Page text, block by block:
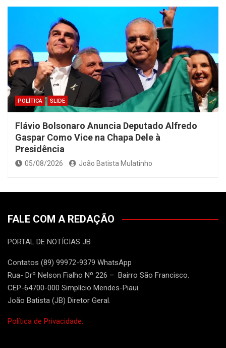
POLÍTICA SLIDE
Flávio Bolsonaro Anuncia Deputado Alfredo
Gaspar Como Vice na Chapa Dele à
Presidência
05/08/2026 João Batista Mulatinho
FALE COM A REDAÇÃO
PORTAL DE NOTÍCIAS JB
Contatos (89) 99972-9379 WhatsApp
Rua- Drº Nelson Fialho Nº 226 – Bairro São Francisco.
CEP-64700-000 Simplício Mendes-Piaui.
João Batista (JB) Diretor Geral.
Política de Privacidade.